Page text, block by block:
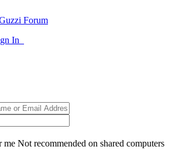
In
me Not recommended on shared computers